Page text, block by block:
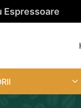
Espressoare